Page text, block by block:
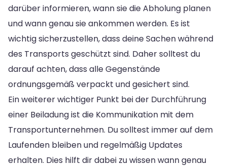
darüber informieren, wann sie die Abholung planen
und wann genau sie ankommen werden. Es ist
wichtig sicherzustellen, dass deine Sachen während
des Transports geschützt sind. Daher solltest du
darauf achten, dass alle Gegenstände
ordnungsgemäß verpackt und gesichert sind.
Ein weiterer wichtiger Punkt bei der Durchführung
einer Beiladung ist die Kommunikation mit dem
Transportunternehmen. Du solltest immer auf dem
Laufenden bleiben und regelmäßig Updates
erhalten. Dies hilft dir dabei zu wissen wann genau